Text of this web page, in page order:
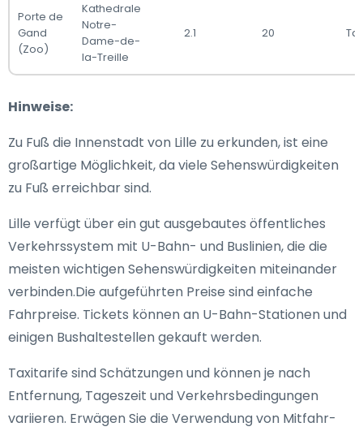
Porte de
Gand
(Zoo)
Kathedrale
Notre-
Dame-de-
la-Treille
2.1 20
Hinweise:
Zu Fuß die Innenstadt von Lille zu erkunden, ist eine
großartige Möglichkeit, da viele Sehenswürdigkeiten
zu Fuß erreichbar sind.
Lille verfügt über ein gut ausgebautes öffentliches
Verkehrssystem mit U-Bahn- und Buslinien, die die
meisten wichtigen Sehenswürdigkeiten miteinander
verbinden.Die aufgeführten Preise sind einfache
Fahrpreise. Tickets können an U-Bahn-Stationen und
einigen Bushaltestellen gekauft werden.
Taxitarife sind Schätzungen und können je nach
Entfernung, Tageszeit und Verkehrsbedingungen
variieren. Erwägen Sie die Verwendung von Mitfahr-